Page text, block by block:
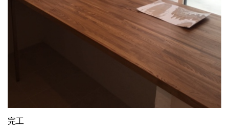
完工